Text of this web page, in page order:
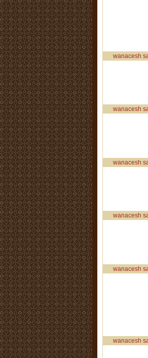
wanacesh
wanacesh
wanacesh
wanacesh
wanacesh
wanacesh